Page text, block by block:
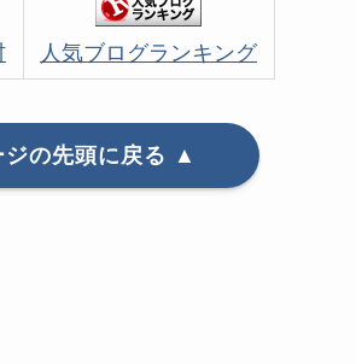
人気ブログランキング
ジの先頭に戻る ▲